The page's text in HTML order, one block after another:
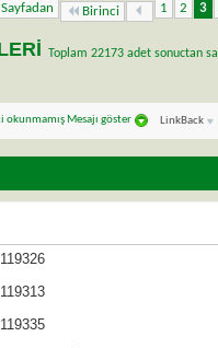
Birinci 1 2 3
Toplam 22173 adet sonuctan
okunmamış Mesajı göster LinkBack